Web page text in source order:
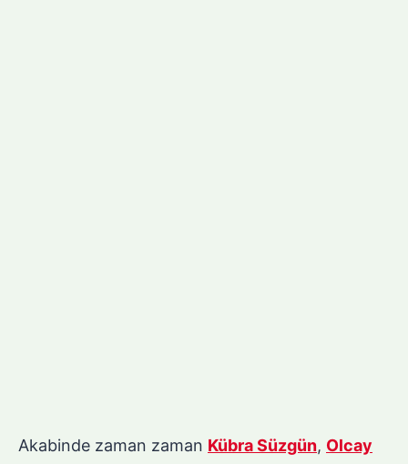
Akabinde zaman zaman Kübra Süzgün, Olcay